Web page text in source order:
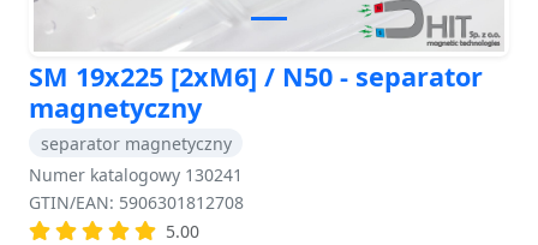
SM 19x225 [2xM6] / N50 - separator
magnetyczny
separator magnetyczny
Numer katalogowy 130241
GTIN/EAN: 5906301812708
5.00